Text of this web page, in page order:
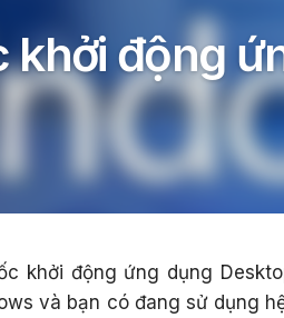
khởi động
khởi động ứng dụng
và bạn có đang sử dụng